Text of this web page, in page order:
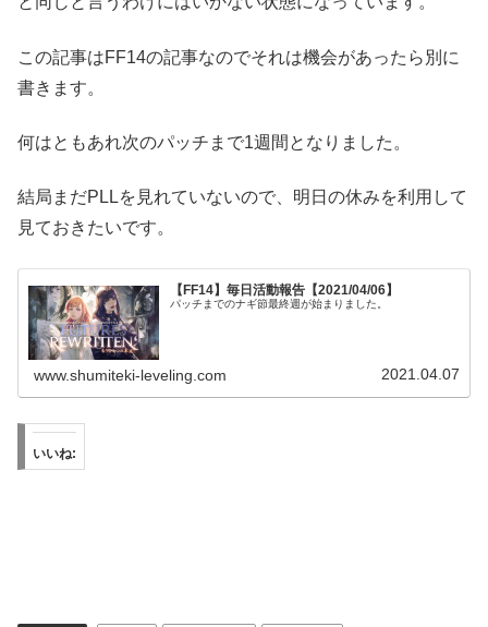
この記事はFF14の記事なのでそれは機会があったら別に
書きます。
何はともあれ次のパッチまで1週間となりました。
結局まだPLLを見れていないので、明日の休みを利用して
見ておきたいです。
【FF14】毎日活動報告【2021/04/06】
パッチまでのナギ節最終週が始まりました。
www.shumiteki-leveling.com 2021.04.07
いいね: